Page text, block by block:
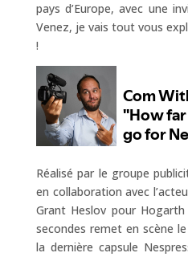
pays d’Europe, avec une
Venez, je vais tout vous
!
Réalisé par le groupe
en collaboration avec
Grant Heslov pour
secondes remet en scène
la dernière capsule